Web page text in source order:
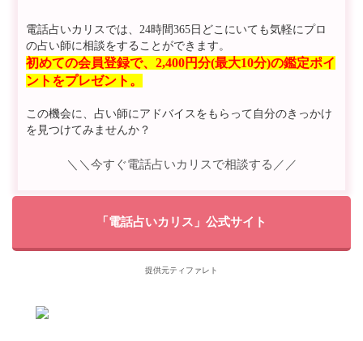
電話占いカリスでは、24時間365日どこにいても気軽にプロ
の占い師に相談をすることができます。
初めての会員登録で、2,400円分(最大10分)の鑑定ポイ
ントをプレゼント。
この機会に、占い師にアドバイスをもらって自分のきっかけ
を見つけてみませんか？
＼＼今すぐ電話占いカリスで相談する／／
「電話占いカリス」公式サイト
提供元ティファレト